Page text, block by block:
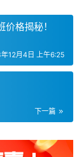
格揭秘！
12月4日 上午6:25
下一篇